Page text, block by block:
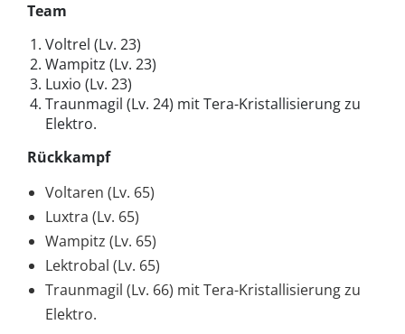
Team
Voltrel (Lv. 23)
Wampitz (Lv. 23)
Luxio (Lv. 23)
Traunmagil (Lv. 24) mit Tera-Kristallisierung zu
Elektro.
Rückkampf
Voltaren (Lv. 65)
Luxtra (Lv. 65)
Wampitz (Lv. 65)
Lektrobal (Lv. 65)
Traunmagil (Lv. 66) mit Tera-Kristallisierung zu
Elektro.